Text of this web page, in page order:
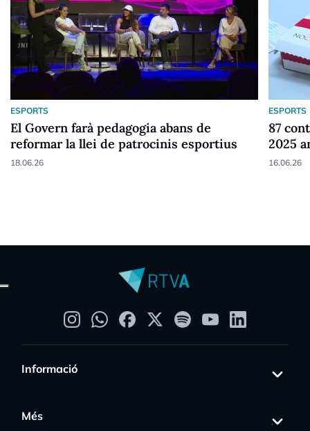
ESPORTS
El Govern farà pedagogia abans de
reformar la llei de patrocinis esportius
18.06.26
ESPORTS
87
2025
16.06.26
Informació
Més